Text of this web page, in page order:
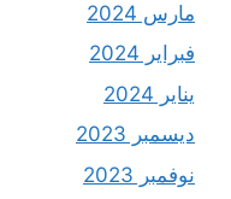
مارس 2024
فبراير 2024
يناير 2024
ديسمبر 2023
نوفمبر 2023